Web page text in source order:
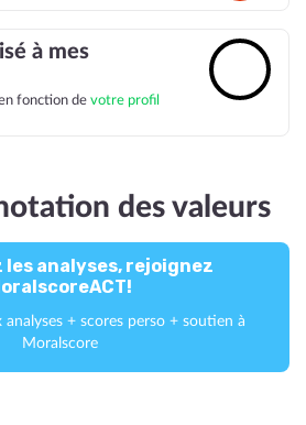
à mes
fonction de votre profil
des valeurs
les analyses, rejoignez
+ scores perso + soutien à
Moralscore